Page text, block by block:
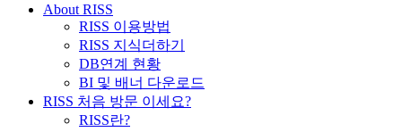
About RISS
RISS 이용방법
RISS 지식더하기
DB연계 현황
BI 및 배너 다운로드
RISS 처음 방문 이세요?
RISS란?